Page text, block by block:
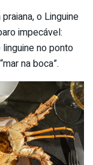
o Linguine
impecável:
no ponto
na boca”.